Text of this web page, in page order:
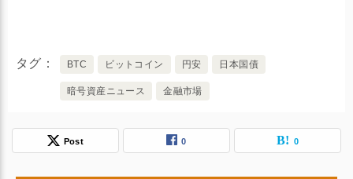
タグ BTC ビットコイン 円安 日本国債
暗号資産ニュース 金融市場
Post 0 0